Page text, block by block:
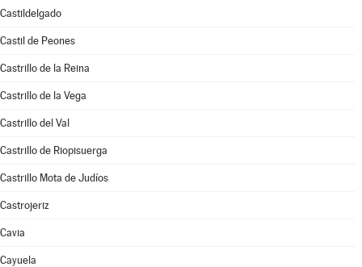
Castildelgado
Castil de Peones
Castrillo de la Reina
Castrillo de la Vega
Castrillo del Val
Castrillo de Riopisuerga
Castrillo Mota de Judíos
Castrojeriz
Cavia
Cayuela